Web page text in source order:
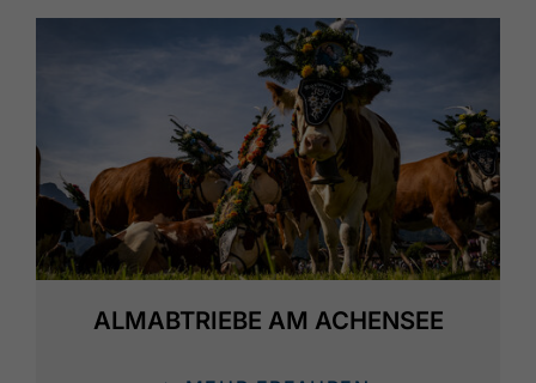
ALMABTRIEBE AM ACHENSEE